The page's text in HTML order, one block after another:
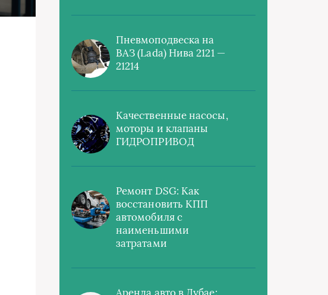
Пневмоподвеска на
ВАЗ (Lada) Нива 2121 —
21214
Качественные насосы,
моторы и клапаны
ГИДРОПРИВОД
Ремонт DSG: Как
восстановить КПП
автомобиля с
наименьшими
затратами